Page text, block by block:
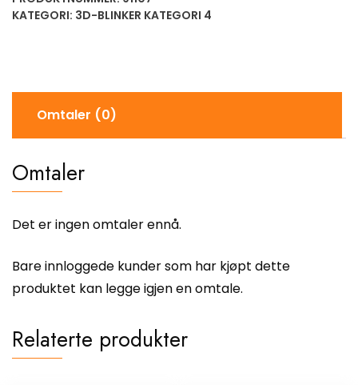
KATEGORI: 3D-BLINKER KATEGORI 4
Omtaler (0)
Omtaler
Det er ingen omtaler ennå.
Bare innloggede kunder som har kjøpt dette
produktet kan legge igjen en omtale.
Relaterte produkter